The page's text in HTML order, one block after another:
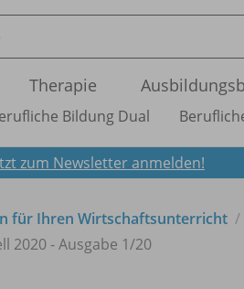
Therapie
Bildung Dual
zum Newsletter anmelden!
für Ihren Wirtschaftsunterricht
2020 - Ausgabe 1/20